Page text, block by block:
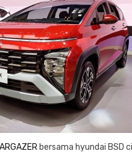
bersama hyundai BSD